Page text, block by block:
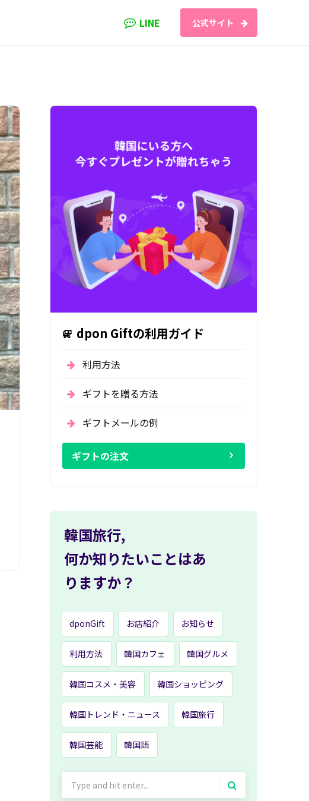
LINE 公式サイト
dpon Giftの利用ガイド
利用方法
ギフトを贈る方法
ギフトメールの例
ギフトの注文
韓国旅行,
何か知りたいことはあ
りますか？
dponGift お店紹介 お知らせ
利用方法 韓国カフェ 韓国グルメ
韓国コスメ・美容 韓国ショッピング
韓国トレンド・ニュース 韓国旅行
韓国芸能 韓国語